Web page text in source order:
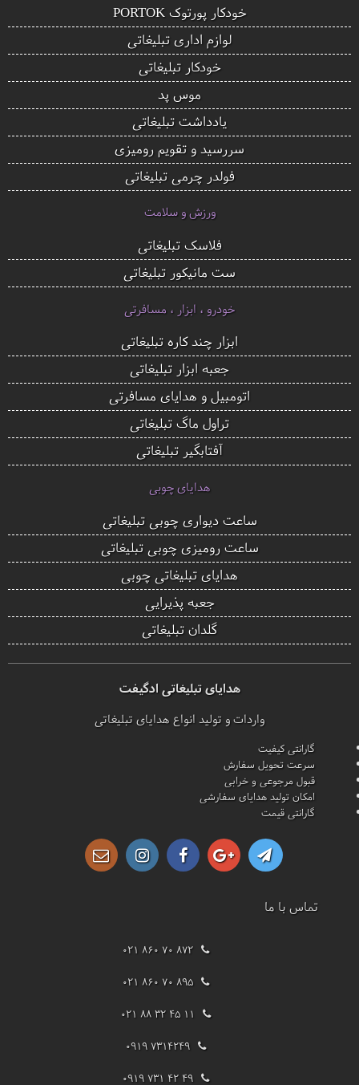
خودکار پورتوک PORTOK
لوازم اداری تبلیغاتی
خودکار تبلیغاتی
موس پد
یادداشت تبلیغاتی
سررسید و تقویم رومیزی
فولدر چرمی تبلیغاتی
ورزش و سلامت
فلاسک تبلیغاتی
ست مانیکور تبلیغاتی
خودرو ، ابزار ، مسافرتی
ابزار چند کاره تبلیغاتی
جعبه ابزار تبلیغاتی
اتومبیل و هدایای مسافرتی
تراول ماگ تبلیغاتی
آفتابگیر تبلیغاتی
هدایای چوبی
ساعت دیواری چوبی تبلیغاتی
ساعت رومیزی چوبی تبلیغاتی
هدایای تبلیغاتی چوبی
جعبه پذیرایی
گلدان تبلیغاتی
هدایای تبلیغاتی ادگیفت
واردات و تولید انواع هدایای تبلیغاتی
گارانتی کیفیت
سرعت تحویل سفارش
قبول مرجوعی و خرابی
امکان تولید هدایای سفارشی
گارانتی قیمت
تماس با ما
021 860 70 872
021 860 70 895
021 88 32 45 11
0919 7314249
0919 731 42 49